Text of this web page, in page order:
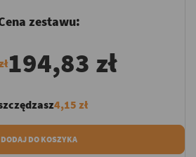
zestawu:
194,83 zł
4,15 zł
DODAJ DO KOSZYKA